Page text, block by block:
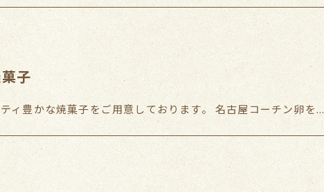
子
ィ豊かな焼菓子をご用意しております。 名古屋コーチン卵を...